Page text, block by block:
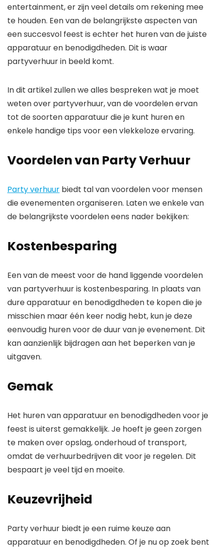
entertainment, er zijn veel details om rekening mee
te houden. Een van de belangrijkste aspecten van
een succesvol feest is echter het huren van de juiste
apparatuur en benodigdheden. Dit is waar
partyverhuur in beeld komt.
In dit artikel zullen we alles bespreken wat je moet
weten over partyverhuur, van de voordelen ervan
tot de soorten apparatuur die je kunt huren en
enkele handige tips voor een vlekkeloze ervaring.
Voordelen van Party Verhuur
Party verhuur biedt tal van voordelen voor mensen
die evenementen organiseren. Laten we enkele van
de belangrijkste voordelen eens nader bekijken:
Kostenbesparing
Een van de meest voor de hand liggende voordelen
van partyverhuur is kostenbesparing. In plaats van
dure apparatuur en benodigdheden te kopen die je
misschien maar één keer nodig hebt, kun je deze
eenvoudig huren voor de duur van je evenement. Dit
kan aanzienlijk bijdragen aan het beperken van je
uitgaven.
Gemak
Het huren van apparatuur en benodigdheden voor je
feest is uiterst gemakkelijk. Je hoeft je geen zorgen
te maken over opslag, onderhoud of transport,
omdat de verhuurbedrijven dit voor je regelen. Dit
bespaart je veel tijd en moeite.
Keuzevrijheid
Party verhuur biedt je een ruime keuze aan
apparatuur en benodigdheden. Of je nu op zoek bent